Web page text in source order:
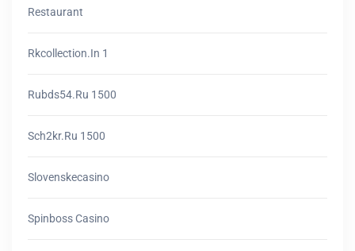
Restaurant
Rkcollection.in 1
Rubds54.ru 1500
Sch2kr.ru 1500
Slovenskecasino
Spinboss Casino